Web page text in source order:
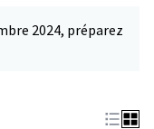
2024, préparez